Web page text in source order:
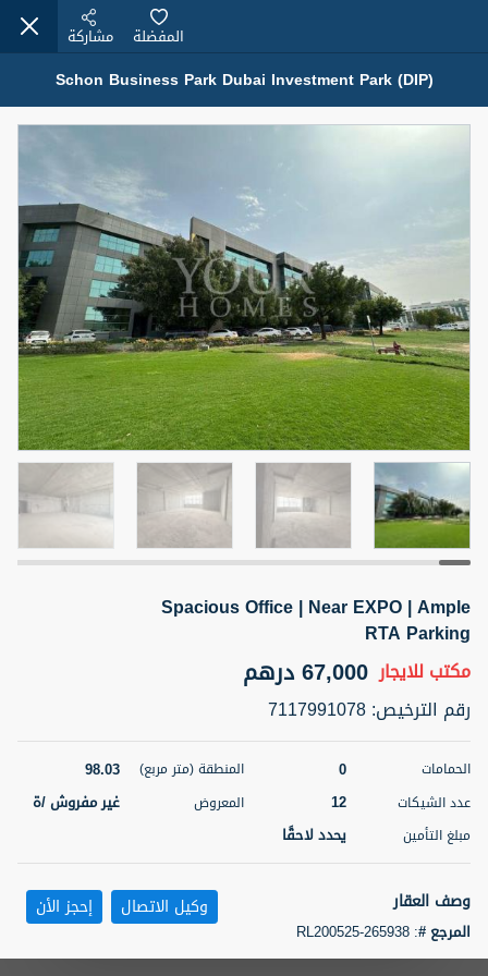
عقارات للإيجار (13753)
Modern Renovated Unit Near Marina Metro Station
شقة
3
سرير
1
حمام
1
المنطقة (متر
مربع)
70.03
المعروض
غير مفروش /ة
الشيكات
1
اسم الوسيط
NILOOFAR ABBAS VAKIL
رقم الوسيط
أتصل الأن
5 أشهر +
ELBRUS TOWER UNIT 2701 ON RENT
شقةللإيجار 95,000 درهم
سرير
1
71.39
الشيكات
اسم الوسيط
ABDEMANAF EQBALBHAI KHANBHAI
KHANBHAI EQBALBHAI SIRAJUDDIN
أتصل
الأن
5 أشهر +
Schon Business Park Dubai Investment Park (DIP)
المفضلة مشاركة
Spacious Office | Near EXPO | Ample
RTA Parking
مكتب للايجار 67,000 درهم
رقم الترخيص:
7117991078
الحمامات 0 المنطقة (متر مربع) 98.03
عدد الشيكات 12 المعروض غير مفروش /ة
مبلغ التأمين يحدد لاحقًا
وصف العقار
المرجع #:
RL200525-265938
وكيل الاتصال إحجز الأن تصفية المفضلة خريطة